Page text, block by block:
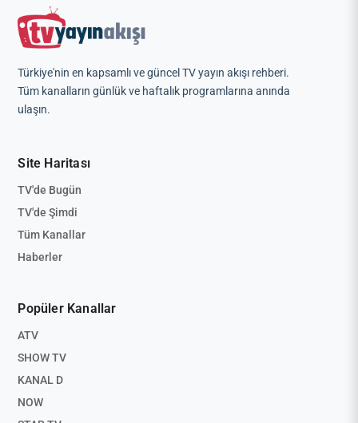
Türkiye'nin en kapsamlı ve güncel TV yayın akışı rehberi.
Tüm kanalların günlük ve haftalık programlarına anında
ulaşın.
Site Haritası
TV'de Bugün
TV'de Şimdi
Tüm Kanallar
Haberler
Popüler Kanallar
ATV
SHOW TV
KANAL D
NOW